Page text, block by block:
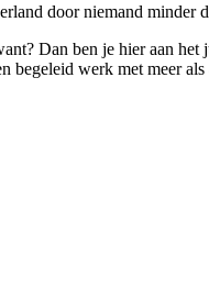
door niemand minder
Dan ben je hier aan
werk met meer